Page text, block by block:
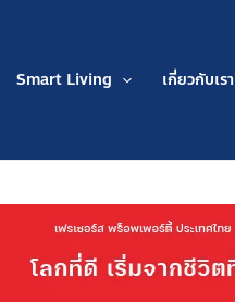
Smart Living เกี่ยวกับเรา